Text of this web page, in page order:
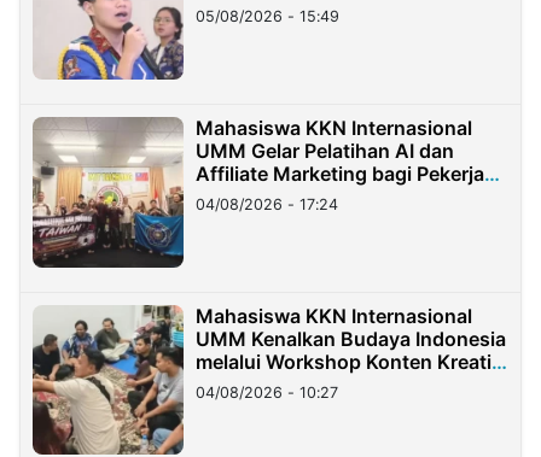
05/08/2026 - 15:49
Mahasiswa KKN Internasional
UMM Gelar Pelatihan AI dan
Affiliate Marketing bagi Pekerja
Migran Indonesia di Taiwan
04/08/2026 - 17:24
Mahasiswa KKN Internasional
UMM Kenalkan Budaya Indonesia
melalui Workshop Konten Kreatif
di Taiwan
04/08/2026 - 10:27